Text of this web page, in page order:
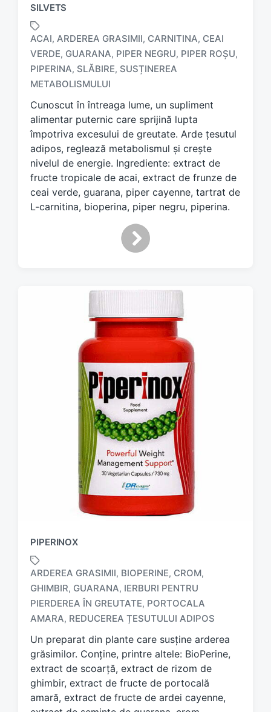
SILVETS
a
g
g
d
w
i
t
h
ACAI, ARDEREA GRASIMII, CARNITINA, CEAI
VERDE, GUARANA, PIPER NEGRU, PIPER ROȘU,
PIPERINA, SLĂBIRE, SUSȚINEREA
METABOLISMULUI
Cunoscut în întreaga lume, un supliment
alimentar puternic care sprijină lupta
împotriva excesului de greutate. Arde țesutul
adipos, reglează metabolismul și crește
nivelul de energie. Ingrediente: extract de
fructe tropicale de acai, extract de frunze de
ceai verde, guarana, piper cayenne, tartrat de
L-carnitina, bioperina, piper negru, piperina.
PIPERINOX
a
g
g
d
w
i
t
ARDEREA GRASIMII, BIOPERINE, CROM,
GHIMBIR, GUARANA, IERBURI PENTRU
PIERDEREA ÎN GREUTATE, PORTOCALA
AMARA, REDUCEREA ȚESUTULUI ADIPOS
Un preparat din plante care susține arderea
grăsimilor. Conține, printre altele: BioPerine,
extract de scoarță, extract de rizom de
ghimbir, extract de fructe de portocală
amară, extract de fructe de ardei cayenne,